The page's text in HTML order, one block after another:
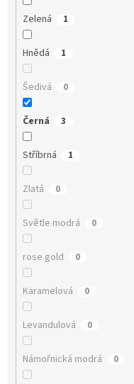
Zelená 1
Hnědá 1
Šedivá 0
Černá 3
Stříbrná 1
Zlatá 0
Světle modrá 0
rose gold 0
Karamelová 0
Levandulová 0
Námořnická modrá 0